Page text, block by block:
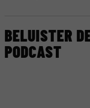
BELUISTER
PODCAST